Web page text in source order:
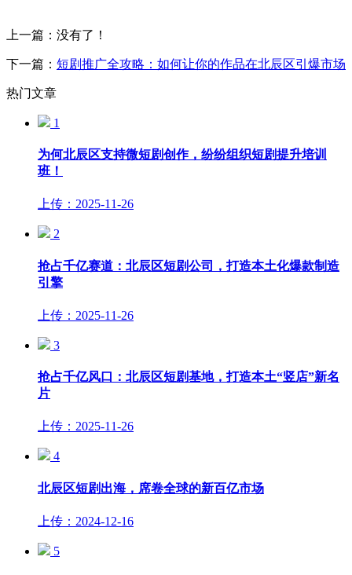
上一篇：没有了！
下一篇： 短剧推广全攻略：如何让你的作品在北辰区引爆市场
热门文章
1
为何北辰区支持微短剧创作，纷纷组织短剧提升培训
班！
上传：2025-11-26
2
抢占千亿赛道：北辰区短剧公司，打造本土化爆款制造
引擎
上传：2025-11-26
3
抢占千亿风口：北辰区短剧基地，打造本土“竖店”新名
片
上传：2025-11-26
4
北辰区短剧出海，席卷全球的新百亿市场
上传：2024-12-16
5